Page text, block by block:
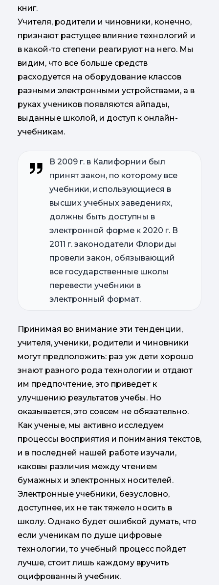
книг.
Учителя, родители и чиновники, конечно,
признают растущее влияние технологий и
в какой-то степени реагируют на него. Мы
видим, что все больше средств
расходуется на оборудование классов
разными электронными устройствами, а в
руках учеников появляются айпады,
выданные школой, и доступ к онлайн-
учебникам.
В 2009 г. в Калифорнии был
принят закон, по которому все
учебники, использующиеся в
высших учебных заведениях,
должны быть доступны в
электронной форме к 2020 г. В
2011 г. законодатели Флориды
провели закон, обязывающий
все государственные школы
перевести учебники в
электронный формат.
Принимая во внимание эти тенденции,
учителя, ученики, родители и чиновники
могут предположить: раз уж дети хорошо
знают разного рода технологии и отдают
им предпочтение, это приведет к
улучшению результатов учебы. Но
оказывается, это совсем не обязательно.
Как ученые, мы активно исследуем
процессы восприятия и понимания текстов,
и в последней нашей работе изучали,
каковы различия между чтением
бумажных и электронных носителей.
Электронные учебники, безусловно,
доступнее, их не так тяжело носить в
школу. Однако будет ошибкой думать, что
если ученикам по душе цифровые
технологии, то учебный процесс пойдет
лучше, стоит лишь каждому вручить
оцифрованный учебник.